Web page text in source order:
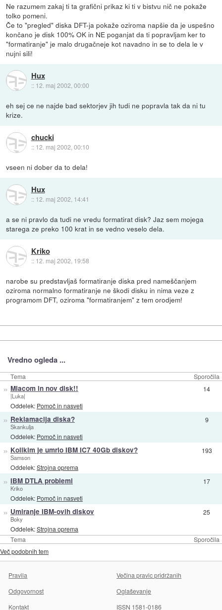
Ne razumem zakaj ti ta grafični prikaz ki ti v bistvu nič ne pokaže
tolko pomeni.
Če to "pregled" diska DFT-ja pokaže oziroma napšie da je uspešno
končano je disk 100% OK in NE poganjat da ti popravljam ker to
"formatiranje" je malo drugačneje kot navadno in se to dela le v
nujni sili!
Hux
:: 12. maj 2002, 00:00
eh sej ce ne najde bad sektorjev jih tudi ne popravla tak da ni tu
krize.
chucki
:: 12. maj 2002, 00:10
vseen ni dober da to dela!
Hux
:: 12. maj 2002, 14:41
a se ni pravlo da tudi ne vredu formatirat disk? Jaz sem mojega
starega ze preko 100 krat in se vedno veselo dela.
Kriko
:: 12. maj 2002, 19:58
narobe su predstavljaš formatiranje diska pred nameščanjem
oziroma normalno formatiranje ne škodi disku in nima veze z
programom DFT, oziroma "formatiranjem" z tem orodjem!
Vredno ogleda ...
Tema Sporočila
Tema Sporočila
» Mlacom in nov disk!!
|Luka|
Oddelek: Pomoč in nasveti
14
» Reklamacija diska?
Skankulja
Oddelek: Pomoč in nasveti
9
» Kolikim je umrlo IBM IC7 40Gb diskov?
Samson
Oddelek:Strojna oprema
193
» IBM DTLA problemi
Kriko
Oddelek: Pomoč in nasveti
17
» Umiranje IBM-ovih diskov
Boky
Oddelek:Strojna oprema
25
Več podobnih tem
Pravila
Večina pravic pridržanih
Odgovornost
Oglaševanje
Kontakt
ISSN 1581-0186